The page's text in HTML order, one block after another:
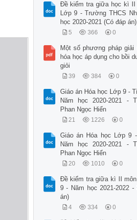
Đề kiểm tra giữa học kì II
Lớp 9 - Trường THCS
học 2020-2021 (Có đáp án)
5 366 0
Một số phương pháp giải
hóa học áp dụng cho bồi
giỏi
39 384 0
Giáo án Hóa học Lớp 9 -
Năm học 2020-2021 -
Phan Ngọc Hiển
21 1226 0
Giáo án Hóa học Lớp 9
Năm học 2020-2021 -
Phan Ngọc Hiển
20 1010 0
Đề kiểm tra giữa kì II
9 - Năm học 2021-2022
án)
4 334 0